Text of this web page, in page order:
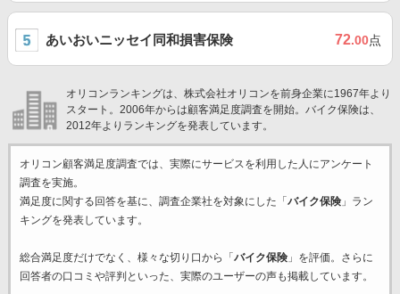
あいおいニッセイ同和損害保険 72.00点
オリコンランキングは、株式会社オリコンを前身企業に1967年より
スタート。2006年からは顧客満足度調査を開始。バイク保険は、
2012年よりランキングを発表しています。
オリコン顧客満足度調査では、実際にサービスを利用した 人にアンケート
調査を実施。
満足度に関する回答を基に、調査企業社を対象にした「 バイク保険」ラン
キングを発表しています。
総合満足度だけでなく、様々な切り口から「 バイク保険」を評価。さらに
回答者の口コミや評判といった、実際のユーザーの声も掲載しています。